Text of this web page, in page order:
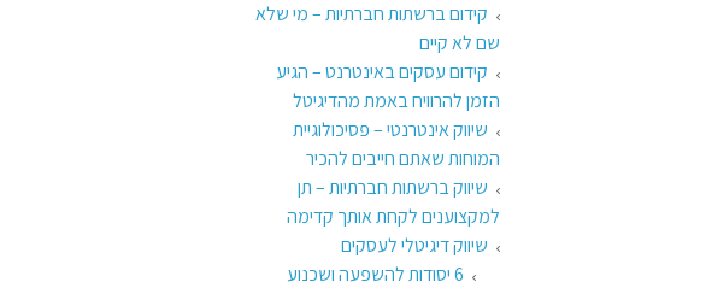
קידום ברשתות חברתיות – מי שלא
שם לא קיים
קידום עסקים באינטרנט – הגיע
הזמן להרוויח באמת מהדיגיטל
שיווק אינטרנטי – פסיכולוגיית
המוחות שאתם חייבים להכיר
שיווק ברשתות חברתיות – תן
למקצוענים לקחת אותך קדימה
שיווק דיגיטלי לעסקים
6 יסודות להשפעה ושכנוע